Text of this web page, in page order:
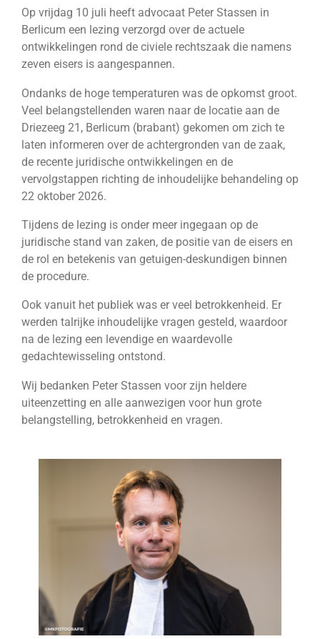
Op vrijdag 10 juli heeft advocaat Peter Stassen in
Berlicum een lezing verzorgd over de actuele
ontwikkelingen rond de civiele rechtszaak die namens
zeven eisers is aangespannen.
Ondanks de hoge temperaturen was de opkomst groot.
Veel belangstellenden waren naar de locatie aan de
Driezeeg 21, Berlicum (brabant) gekomen om zich te
laten informeren over de achtergronden van de zaak,
de recente juridische ontwikkelingen en de
vervolgstappen richting de inhoudelijke behandeling op
22 oktober 2026.
Tijdens de lezing is onder meer ingegaan op de
juridische stand van zaken, de positie van de eisers en
de rol en betekenis van getuigen-deskundigen binnen
de procedure.
Ook vanuit het publiek was er veel betrokkenheid. Er
werden talrijke inhoudelijke vragen gesteld, waardoor
na de lezing een levendige en waardevolle
gedachtewisseling ontstond.
Wij bedanken Peter Stassen voor zijn heldere
uiteenzetting en alle aanwezigen voor hun grote
belangstelling, betrokkenheid en vragen.